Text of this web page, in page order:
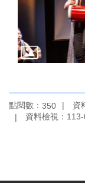
見
問
答
北
市
點閱數： 350
資
資料檢視：